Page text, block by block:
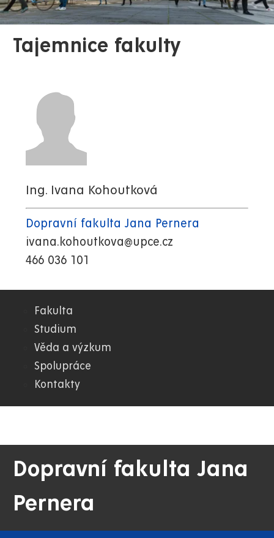
Tajemnice fakulty
Ing. Ivana Kohoutková
Dopravní fakulta Jana Pernera
ivana.kohoutkova@upce.cz
466 036 101
02.
DFJP
Fakulta
Studium
Věda a výzkum
Spolupráce
Kontakty
Dopravní fakulta Jana
Pernera